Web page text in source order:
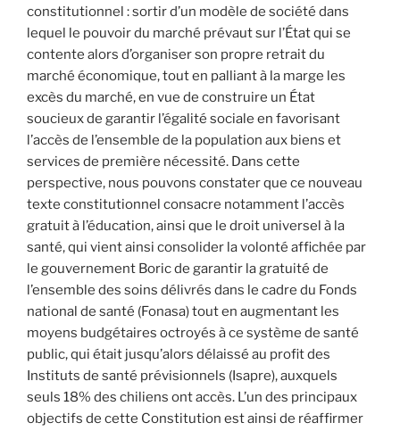
constitutionnel : sortir d’un modèle de société dans
lequel le pouvoir du marché prévaut sur l’État qui se
contente alors d’organiser son propre retrait du
marché économique, tout en palliant à la marge les
excès du marché, en vue de construire un État
soucieux de garantir l’égalité sociale en favorisant
l’accès de l’ensemble de la population aux biens et
services de première nécessité. Dans cette
perspective, nous pouvons constater que ce nouveau
texte constitutionnel consacre notamment l’accès
gratuit à l’éducation, ainsi que le droit universel à la
santé, qui vient ainsi consolider la volonté affichée par
le gouvernement Boric de garantir la gratuité de
l’ensemble des soins délivrés dans le cadre du Fonds
national de santé (Fonasa) tout en augmentant les
moyens budgétaires octroyés à ce système de santé
public, qui était jusqu’alors délaissé au profit des
Instituts de santé prévisionnels (Isapre), auxquels
seuls 18% des chiliens ont accès. L’un des principaux
objectifs de cette Constitution est ainsi de réaffirmer